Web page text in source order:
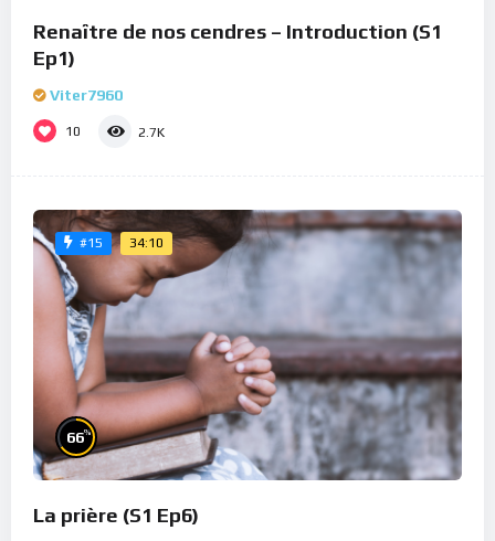
Renaître de nos cendres – Introduction (S1
Ep1)
Viter7960
10 2.7K
#15 34:10
66%
La prière (S1 Ep6)